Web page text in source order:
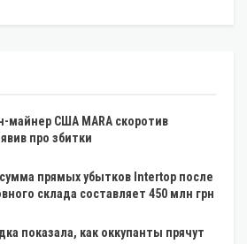
майнер США MARA скоротив
про збитки
прямых убытков Intertop после
склада составляет 450 млн грн
показала, как оккупанты прячут